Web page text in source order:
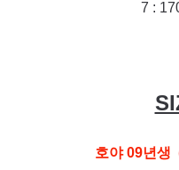
7 :
호야 09년